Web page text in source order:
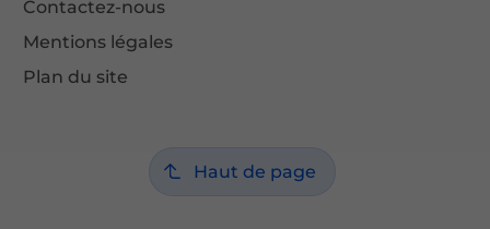
Contactez-nous
Mentions légales
Plan du site
Haut de page